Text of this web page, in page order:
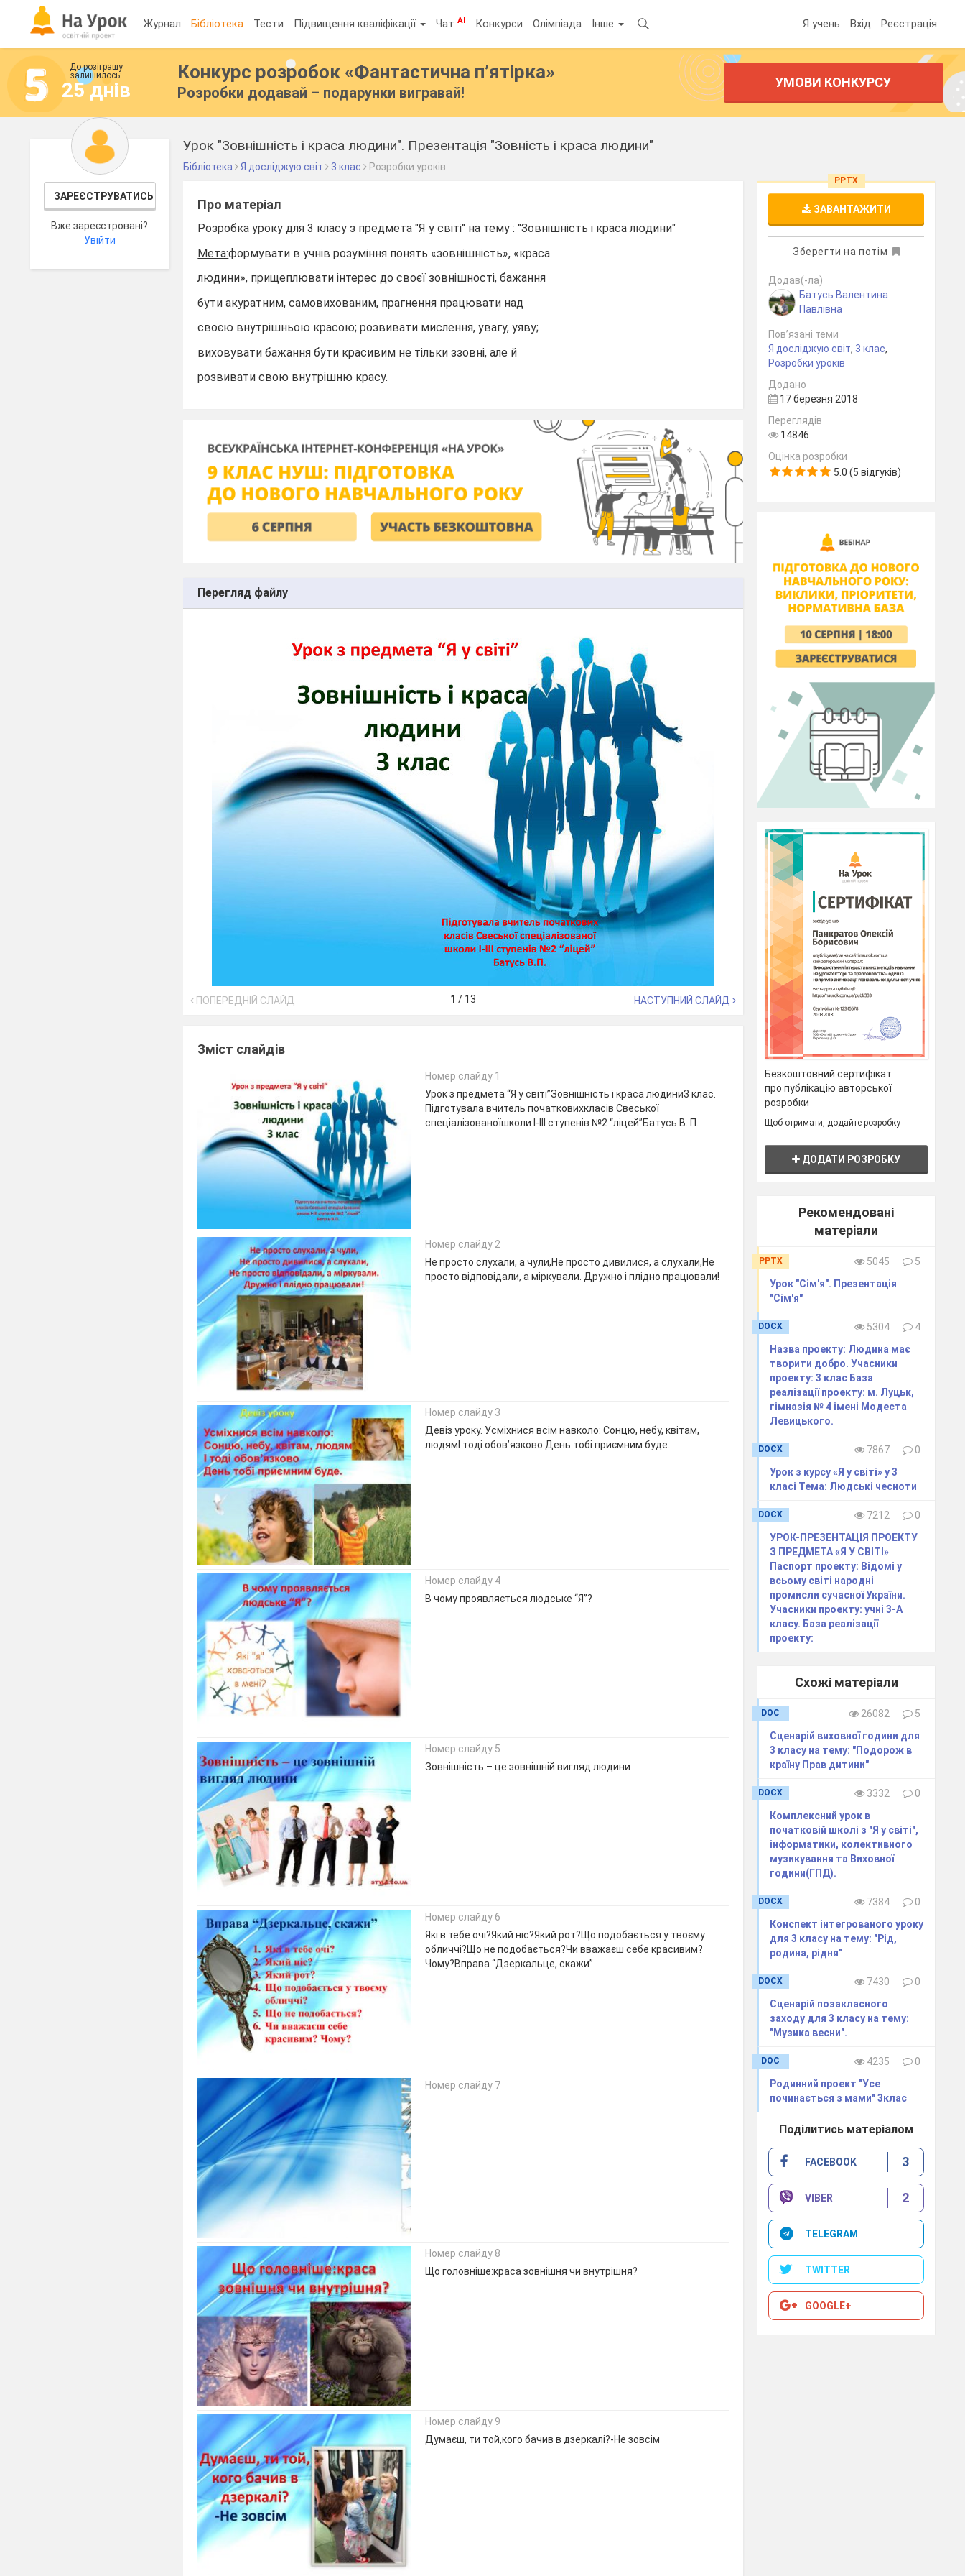
Журнал Бібліотека Тести Підвищення кваліфікації ЧатAI Конкурси Олімпіада Інше Я учень Вхід Реєстрація
До розіграшу
залишилось:
25 днів
Конкурс розробок «Фантастична п’ятірка»
Розробки додавай – подарунки вигравай!
УМОВИ КОНКУРСУ
ЗАРЕЄСТРУВАТИСЬ
Вже зареєстровані?
Увійти
Урок "Зовнішність і краса людини". Презентація "Зовність і краса людини"
Бібліотека Я досліджую світ 3 клас Розробки уроків
Про матеріал
Розробка уроку для 3 класу з предмета "Я у світі" на тему : "Зовнішність і краса людини"
Мета:формувати в учнів розуміння понять «зовнішність», «краса
людини», прищеплювати інтерес до своєї зовнішності, бажання
бути акуратним, самовихованим, прагнення працювати над
своєю внутрішньою красою; розвивати мислення, увагу, уяву;
виховувати бажання бути красивим не тільки ззовні, але й
розвивати свою внутрішню красу.
Перегляд файлу
ПОПЕРЕДНІЙ СЛАЙД 1 / 13 НАСТУПНИЙ СЛАЙД
Зміст слайдів
Номер слайду 1
Урок з предмета “Я у світі”Зовнішність і краса людини3 клас.
Підготувала вчитель початковихкласів Свеської
спеціалізованоїшколи І-ІІІ ступенів №2 “ліцей”Батусь В. П.
Номер слайду 2
Не просто слухали, а чули,Не просто дивилися, а слухали,Не
просто відповідали, а міркували. Дружно і плідно працювали!
Номер слайду 3
Девіз уроку. Усміхнися всім навколо: Сонцю, небу, квітам,
людямІ тоді обов’язково День тобі приємним буде.
Номер слайду 4
В чому проявляється людське “Я”?
Номер слайду 5
Зовнішність – це зовнішній вигляд людини
Номер слайду 6
Які в тебе очі?Який ніс?Який рот?Що подобається у твоєму
обличчі?Що не подобається?Чи вважаєш себе красивим?
Чому?Вправа “Дзеркальце, скажи”
Номер слайду 7
Номер слайду 8
Що головніше:краса зовнішня чи внутрішня?
Номер слайду 9
Думаєш, ти той,кого бачив в дзеркалі?-Не зовсім
PPTX
ЗАВАНТАЖИТИ
Зберегти на потім
Додав(-ла)
Батусь Валентина
Павлівна
Пов’язані теми
Я досліджую світ, 3 клас,
Розробки уроків
Додано
17 березня 2018
Переглядів
14846
Оцінка розробки
5.0 (5 відгуків)
Безкоштовний сертифікат
про публікацію авторської
розробки
Щоб отримати, додайте розробку
ДОДАТИ РОЗРОБКУ
Рекомендовані
матеріали
PPTX 5045
5
Урок "Сім'я". Презентація
"Сім'я"
DOCX 5304
4
Назва проекту: Людина має
творити добро. Учасники
проекту: 3 клас База
реалізації проекту: м. Луцьк,
гімназія № 4 імені Модеста
Левицького.
DOCX 7867
0
Урок з курсу «Я у світі» у 3
класі Тема: Людські чесноти
DOCX 7212
0
УРОК-ПРЕЗЕНТАЦІЯ ПРОЕКТУ
З ПРЕДМЕТА «Я У СВІТІ»
Паспорт проекту: Відомі у
всьому світі народні
промисли сучасної України.
Учасники проекту: учні 3-А
класу. База реалізації
проекту:
Схожі матеріали
DOC 26082
5
Сценарій виховної години для
3 класу на тему: "Подорож в
країну Прав дитини"
DOCX 3332
0
Комплексний урок в
початковій школі з "Я у світі",
інформатики, колективного
музикування та Виховної
години(ГПД).
DOCX 7384
0
Конспект інтегрованого уроку
для 3 класу на тему: "Рід,
родина, рідня"
DOCX 7430
0
Сценарій позакласного
заходу для 3 класу на тему:
"Музика весни".
DOC 4235
0
Родинний проект "Усе
починається з мами" 3клас
Поділитись матеріалом
FACEBOOK 3
VIBER 2
TELEGRAM
TWITTER
GOOGLE+